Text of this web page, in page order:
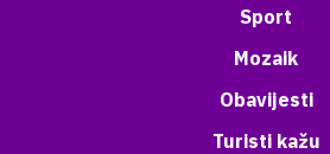
Sport
Mozaik
Obavijesti
Turisti kažu